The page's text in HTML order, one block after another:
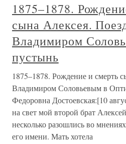
1875–1878.
сына Алексея.
Владимиром
пустынь
1875–1878. Рождение и смерть
Владимиром Соловьевым в
Федоровна Достоевская:[10
на свет мой второй брат
несколько разошлись во
его имени. Мать хотела